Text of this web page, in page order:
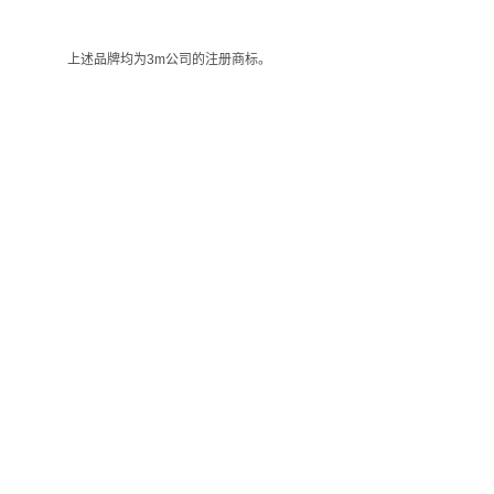
上述品牌均为3m公司的注册商标。